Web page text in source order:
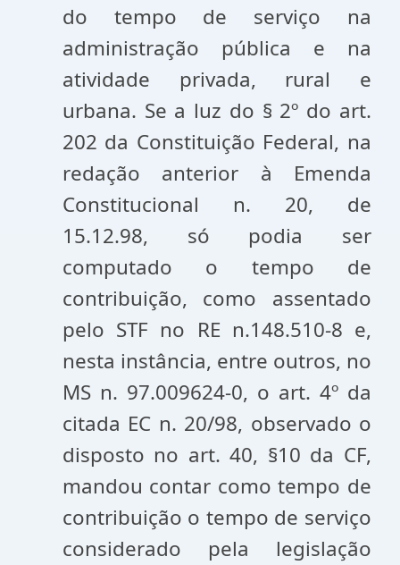
do tempo de serviço na
administração pública e na
atividade privada, rural e
urbana. Se a luz do § 2º do art.
202 da Constituição Federal, na
redação anterior à Emenda
Constitucional n. 20, de
15.12.98, só podia ser
computado o tempo de
contribuição, como assentado
pelo STF no RE n.148.510-8 e,
nesta instância, entre outros, no
MS n. 97.009624-0, o art. 4º da
citada EC n. 20/98, observado o
disposto no art. 40, §10 da CF,
mandou contar como tempo de
contribuição o tempo de serviço
considerado pela legislação